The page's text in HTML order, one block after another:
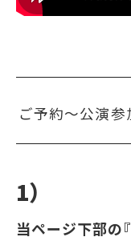
ご予約〜公演参
1）
当ページ下部の